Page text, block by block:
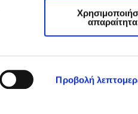
Προβολή